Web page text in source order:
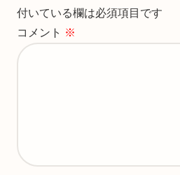
付いている欄は必須項目です
コメント ※